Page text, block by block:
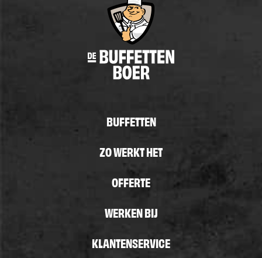
BUFFETTEN
ZO WERKT HET
OFFERTE
WERKEN BIJ
KLANTENSERVICE